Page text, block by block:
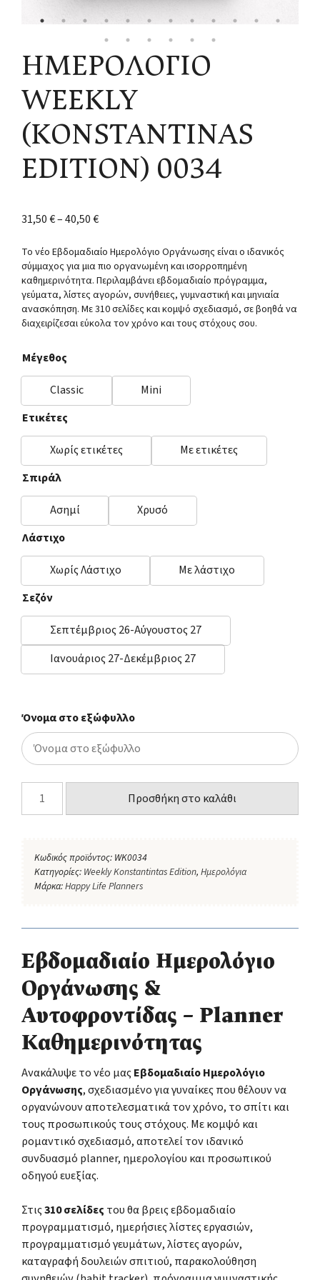
ΗΜΕΡΟΛΟΓΙΟ
WEEKLY
(KONSTANTINAS
EDITION) 0034
31,50€–40,50€
Το νέο Εβδομαδιαίο Ημερολόγιο Οργάνωσης είναι ο ιδανικός
σύμμαχος για μια πιο οργανωμένη και ισορροπημένη
καθημερινότητα. Περιλαμβάνει εβδομαδιαίο πρόγραμμα,
γεύματα, λίστες αγορών, συνήθειες, γυμναστική και μηνιαία
ανασκόπηση. Με 310 σελίδες και κομψό σχεδιασμό, σε βοηθά να
διαχειρίζεσαι εύκολα τον χρόνο και τους στόχους σου.
Μέγεθος
Classic
Mini
Ετικέτες
Χωρίς ετικέτες
Με ετικέτες
Σπιράλ
Ασημί
Χρυσό
Λάστιχο
Χωρίς Λάστιχο
Με λάστιχο
Σεζόν
Σεπτέμβριος 26-Αύγουστος 27
Ιανουάριος 27-Δεκέμβριος 27
Όνομα στο εξώφυλλο
Προσθήκη στο καλάθι
Κωδικός προϊόντος: WK0034
Κατηγορίες: Weekly Konstantintas Edition, Ημερολόγια
Μάρκα:Happy Life Planners
Εβδομαδιαίο Ημερολόγιο
Οργάνωσης &
Αυτοφροντίδας – Planner
Καθημερινότητας
Ανακάλυψε το νέο μαςΕβδομαδιαίο Ημερολόγιο
Οργάνωσης, σχεδιασμένο για γυναίκες που θέλουν να
οργανώνουν αποτελεσματικά τον χρόνο, το σπίτι και
τους προσωπικούς τους στόχους. Με κομψό και
ρομαντικό σχεδιασμό, αποτελεί τον ιδανικό
συνδυασμό planner, ημερολογίου και προσωπικού
οδηγού ευεξίας.
Στις310 σελίδες του θα βρεις εβδομαδιαίο
προγραμματισμό, ημερήσιες λίστες εργασιών,
προγραμματισμό γευμάτων, λίστες αγορών,
καταγραφή δουλειών σπιτιού, παρακολούθηση